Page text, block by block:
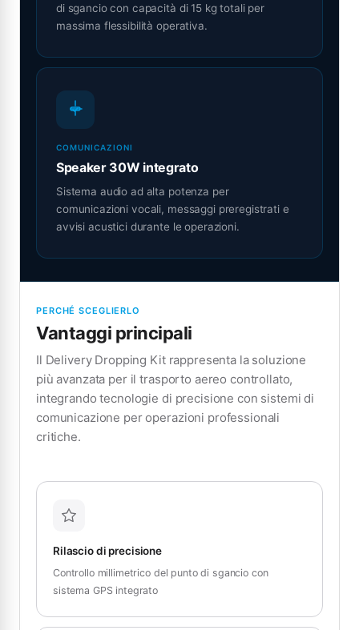
di sgancio con capacità di 15 kg totali per
massima flessibilità operativa.
COMUNICAZIONI
Speaker 30W integrato
Sistema audio ad alta potenza per
comunicazioni vocali, messaggi preregistrati e
avvisi acustici durante le operazioni.
PERCHÉ SCEGLIERLO
Vantaggi principali
Il Delivery Dropping Kit rappresenta la soluzione
più avanzata per il trasporto aereo controllato,
integrando tecnologie di precisione con sistemi di
comunicazione per operazioni professionali
critiche.
Rilascio di precisione
Controllo millimetrico del punto di sgancio con
sistema GPS integrato